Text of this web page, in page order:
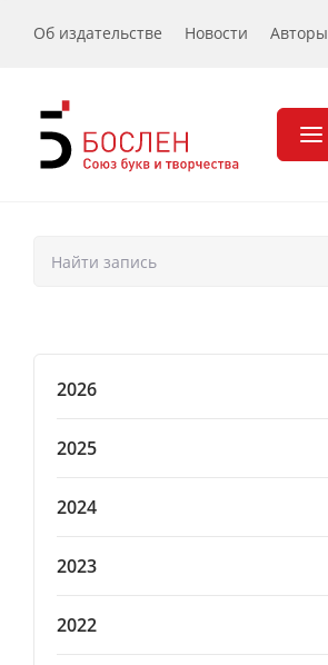
Об издательстве Новости Авторы
2026
2025
2024
2023
2022